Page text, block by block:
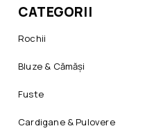
CATEGORII
Rochii
Bluze & Cămăși
Fuste
Cardigane & Pulovere